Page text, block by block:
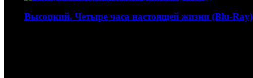
Высоцкий. Четыре часа настоящей жизни (Blu-Ray)